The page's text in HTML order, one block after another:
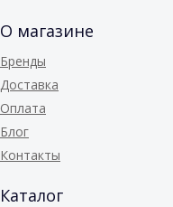
О магазине
Бренды
Доставка
Оплата
Блог
Контакты
Каталог